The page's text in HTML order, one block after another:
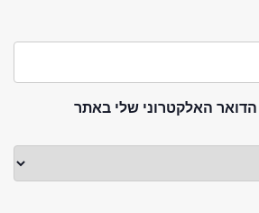
האלקטרוני שלי באתר